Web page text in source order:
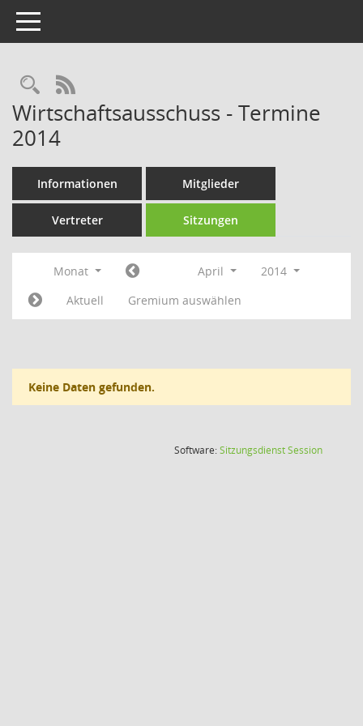
Toggle navigation
Rechercheauswahl
RSS-Feed
Wirtschaftsausschuss - Termine
2014
Informationen Mitglieder
Vertreter Sitzungen
Monat April
2014
Aktuell
Gremium auswählen
Keine Daten gefunden.
Software:SitzungsdienstSession(Wird in